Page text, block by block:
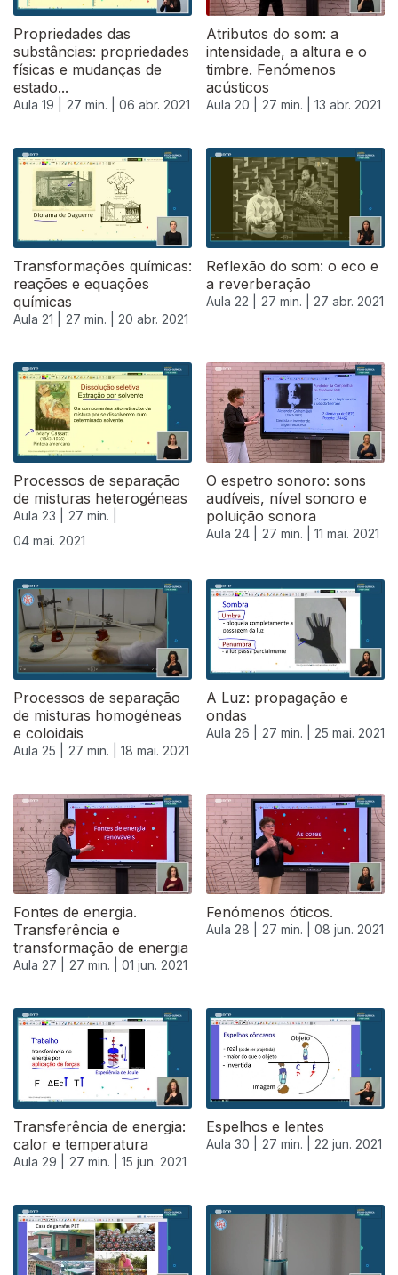
Propriedades das
substâncias: propriedades
físicas e mudanças de
estado...
Aula 19 | 27 min. | 06 abr. 2021
Atributos do som: a
intensidade, a altura e o
timbre. Fenómenos
acústicos
Aula 20 | 27 min. | 13 abr. 2021
Transformações químicas:
reações e equações
químicas
Aula 21 | 27 min. | 20 abr. 2021
Reflexão do som: o eco e
a reverberação
Aula 22 | 27 min. | 27 abr. 2021
Processos de separação
de misturas heterogéneas
Aula 23 |
27 min. |
04 mai. 2021
O espetro sonoro: sons
audíveis, nível sonoro e
poluição sonora
Aula 24 | 27 min. | 11 mai. 2021
543181
Processos de separação
de misturas homogéneas
e coloidais
Aula 25 | 27 min. | 18 mai. 2021
A Luz: propagação e
ondas
Aula 26 | 27 min. | 25 mai. 2021
Fontes de energia.
Transferência e
transformação de energia
Aula 27 | 27 min. | 01 jun. 2021
Fenómenos óticos.
Aula 28 | 27 min. | 08 jun. 2021
Transferência de energia:
calor e temperatura
Aula 29 | 27 min. | 15 jun. 2021
Espelhos e lentes
Aula 30 | 27 min. | 22 jun. 2021
555810